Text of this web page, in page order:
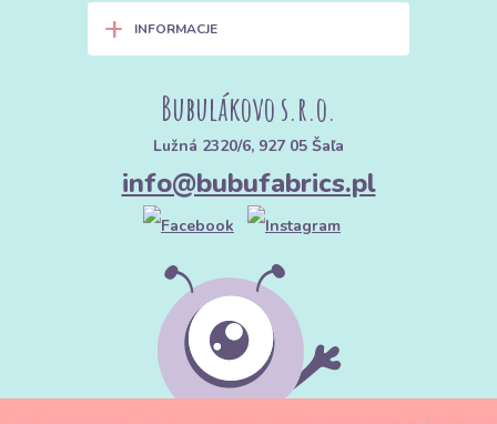
+ INFORMACJE
Bubulákovo s.r.o.
Lužná 2320/6, 927 05 Šaľa
info@bubufabrics.pl